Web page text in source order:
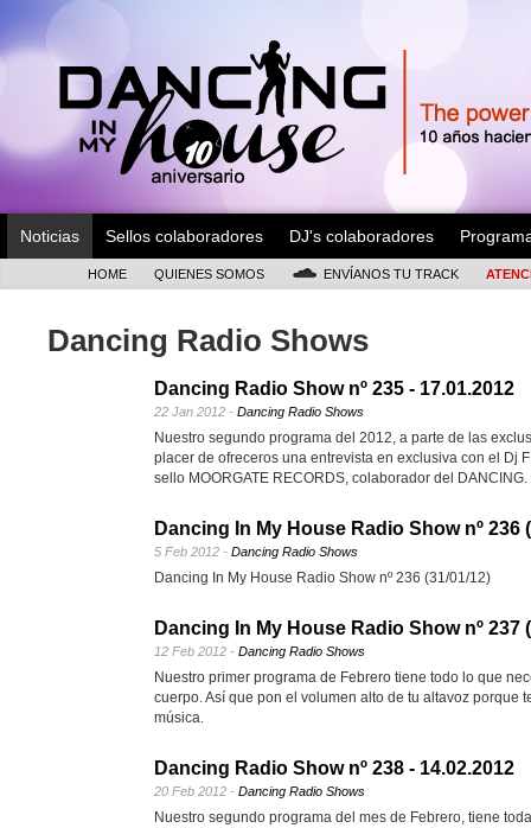
Noticias Sellos colaboradores DJ's colaboradores
HOME QUIENES SOMOS ENVÍANOS TU TRACK
Dancing Radio Shows
Dancing Radio Show nº 235 - 17.01.2012
22 Jan 2012 - Dancing Radio Shows
Nuestro segundo programa del 2012, a parte de las
placer de ofreceros una entrevista en exclusiva con el Dj
sello MOORGATE RECORDS, colaborador del
Dancing In My House Radio Show nº 236
5 Feb 2012 - Dancing Radio Shows
Dancing In My House Radio Show nº 236 (31/01/12)
Dancing In My House Radio Show nº 237
12 Feb 2012 - Dancing Radio Shows
Nuestro primer programa de Febrero tiene todo lo que
cuerpo. Así que pon el volumen alto de tu altavoz porque
música.
Dancing Radio Show nº 238 - 14.02.2012
20 Feb 2012 - Dancing Radio Shows
Nuestro segundo programa del mes de Febrero, tiene